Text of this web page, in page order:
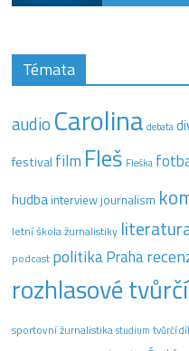
Témata
audio Carolina debata
festival film Fleš Fleška
hudba interview journalism
letní škola žurnalistiky
podcast politikaPraha
rozhlasové
sportovní žurnalistika studium tvůrčí